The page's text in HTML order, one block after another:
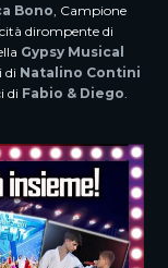
Bono , Campione
dirompente di
Gypsy Musical
di Natalino Contini
di Fabio & Diego